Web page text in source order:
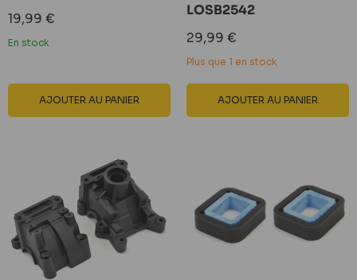
Prix
réduit
19,99 €
En stock
AJOUTER AU PANIER
LOSB2542
Prix
réduit
29,99 €
Plus que 1 en stock
AJOUTER AU PANIER